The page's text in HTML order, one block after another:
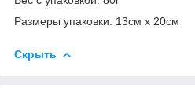
Размеры упаковки: 13см х 20см
Скрыть